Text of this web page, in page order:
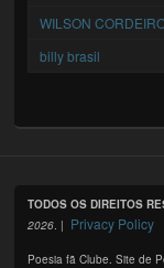
WILSON
billy brasil
TODOS OS DIREITOS
2026 . | Privacy Policy
Poesia fã Clube. Site de